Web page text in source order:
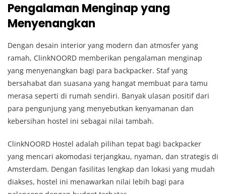
Pengalaman Menginap yang
Menyenangkan
Dengan desain interior yang modern dan atmosfer yang
ramah, ClinkNOORD memberikan pengalaman menginap
yang menyenangkan bagi para backpacker. Staf yang
bersahabat dan suasana yang hangat membuat para tamu
merasa seperti di rumah sendiri. Banyak ulasan positif dari
para pengunjung yang menyebutkan kenyamanan dan
kebersihan hostel ini sebagai nilai tambah.​
ClinkNOORD Hostel adalah pilihan tepat bagi backpacker
yang mencari akomodasi terjangkau, nyaman, dan strategis di
Amsterdam. Dengan fasilitas lengkap dan lokasi yang mudah
diakses, hostel ini menawarkan nilai lebih bagi para